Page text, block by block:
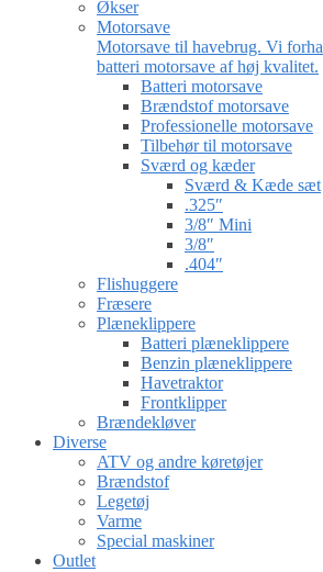
Økser
Motorsave
Motorsave til havebrug. Vi
batteri motorsave af høj kvalitet.
Batteri motorsave
Brændstof motorsave
Professionelle motorsave
Tilbehør til motorsave
Sværd og kæder
Sværd & Kæde sæt
.325″
3/8″ Mini
3/8″
.404″
Flishuggere
Fræsere
Plæneklippere
Batteri plæneklippere
Benzin plæneklippere
Havetraktor
Frontklipper
Brændekløver
Diverse
ATV og andre køretøjer
Brændstof
Legetøj
Varme
Special maskiner
Outlet